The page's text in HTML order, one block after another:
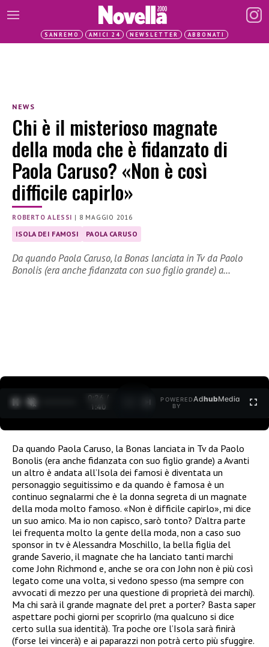
SANREMO AMICI 24 NEWSLETTER ABBONATI
NEWS
Chi è il misterioso magnate
della moda che è fidanzato di
Paola Caruso? «Non è così
difficile capirlo»
ROBERTO ALESSI | 8 MAGGIO 2016
ISOLA DEI FAMOSI PAOLA CARUSO
Da quando Paola Caruso, la Bonas lanciata in Tv da Paolo
Bonolis (era anche fidanzata con suo figlio grande) a…
0:26 /
1:40
POWERED
BY
AdhubMedia
Da quando Paola Caruso, la Bonas lanciata in Tv da Paolo
Bonolis (era anche fidanzata con suo figlio grande) a Avanti
un altro è andata all’Isola dei famosi è diventata un
personaggio seguitissimo e da quando è famosa è un
continuo segnalarmi che è la donna segreta di un magnate
della moda molto famoso. «Non è difficile capirlo», mi dice
un suo amico. Ma io non capisco, sarò tonto? D’altra parte
lei frequenta molto la gente della moda, non a caso suo
sponsor in tv è Alessandra Moschillo, la bella figlia del
grande Saverio, il magnate che ha lanciato tanti marchi
come John Richmond e, anche se ora con John non è più così
legato come una volta, si vedono spesso (ma sempre con
avvocati di mezzo per una questione di proprietà dei marchi).
Ma chi sarà il grande magnate del pret a porter? Basta saper
aspettare pochi giorni per scoprirlo (ma qualcuno si dice
certo sulla sua identità). Tra poche ore l’Isola sarà finirà
(forse lei vincerà) e ai paparazzi non potrà certo più sfuggire.